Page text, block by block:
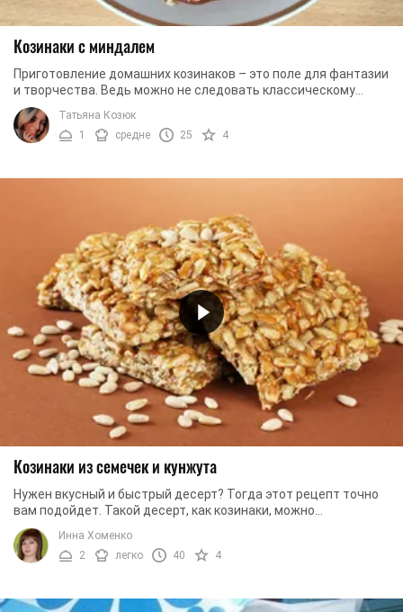
Козинаки с миндалем
Приготовление домашних козинаков – это поле для фантазии
и творчества. Ведь можно не следовать классическому
рецепту, и вместо грецких орехов ...
Татьяна Козюк
1
средне 25 4
Козинаки из семечек и кунжута
Нужен вкусный и быстрый десерт? Тогда этот рецепт точно
вам подойдет. Такой десерт, как козинаки, можно
приготовить меньше, чем за час. Но важно то, ...
Инна Хоменко
2
легко 40 4